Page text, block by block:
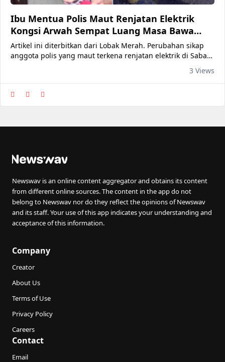
Ibu Mentua Polis Maut Renjatan Elektrik
Kongsi Arwah Sempat Luang Masa Bawa
Anak Isteri Ke Pantai
Artikel ini diterbitkan dari Lobak Merah. Perubahan sikap
anggota polis yang maut terkena renjatan elektrik di Sabah
baru-baru ini melahirkan rasa sebak dalam kalangan ahli
berkualiti bersama isteri dan anaknya sebelum tragedi
berlaku. Ibu mentua kepada Lans Koperal Mohamad Nur
Hafiz Rahim, Norizan
3 Views
Newswav is an online content aggregator and obtains its content
from different online sources. The content in the app do not
belong to Newswav nor do they reflect the opinions of Newswav
and its staff. Your use of this app indicates your understanding and
acceptance of this information.
Company
Creator
About Us
Terms of Use
Privacy Policy
Careers
Contact
Email